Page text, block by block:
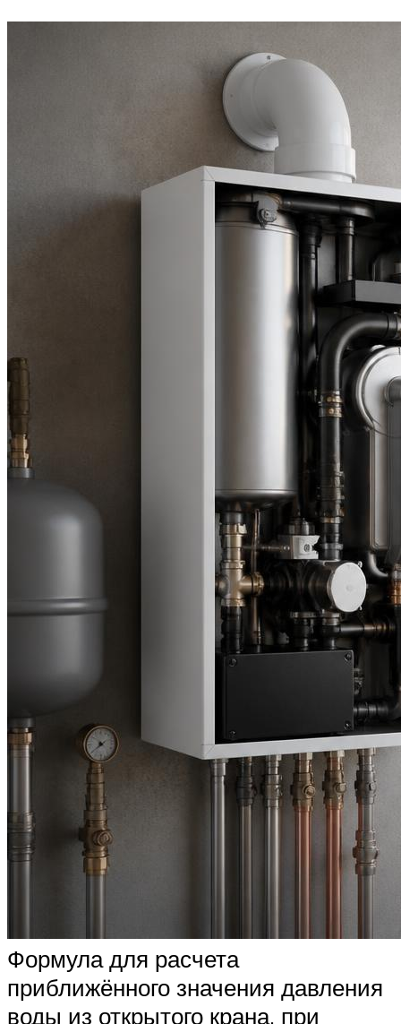
Формула для расчета
приближённого значения давления
воды из открытого крана, при